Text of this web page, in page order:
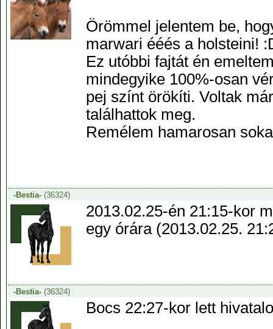
Örömmel jelentem be,
marwari ééés a holsteini!
Ez utóbbi fajtát én
mindegyike 100%-osan
pej színt örökíti. Voltak
találhattok meg.
Remélem hamarosan
-Bestia-(36324)
2013.02.25-én 21:15-kor
egy órára (2013.02.25.
-Bestia-(36324)
Bocs 22:27-kor lett